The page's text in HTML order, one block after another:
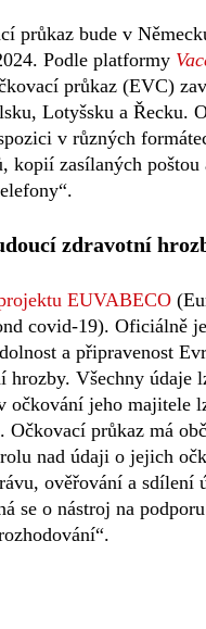
průkaz bude v
Podle platformy
průkaz (EVC)
Lotyšsku a Řecku.
v různých
kopií zasílaných
zdravotní
EUVABECO
covid-19). Oficiálně
a připravenost
hrozby. Všechny údaje
očkování jeho majitele
průkaz má
nad údaji o jejich
ověřování a sdílení
se o nástroj na podporu